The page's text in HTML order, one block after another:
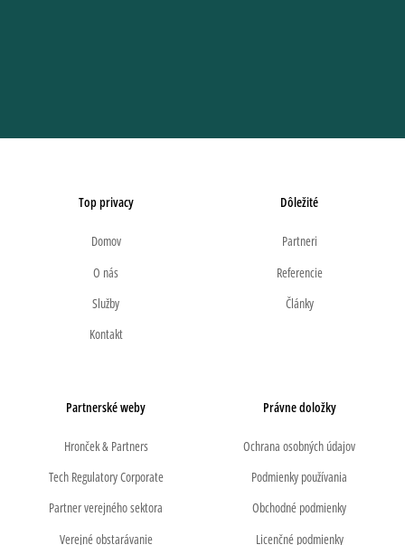
Top privacy
Domov
O nás
Služby
Kontakt
Dôležité
Partneri
Referencie
Články
Partnerské weby
Hronček & Partners
Tech Regulatory Corporate
Partner verejného sektora
Verejné obstarávanie
Právne doložky
Ochrana osobných údajov
Podmienky používania
Obchodné podmienky
Licenčné podmienky